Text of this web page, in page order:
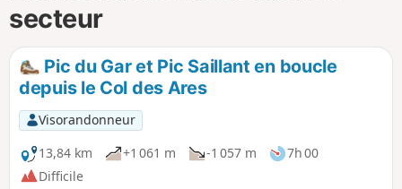
secteur
Pic du Gar et Pic Saillant en boucle
depuis le Col des Ares
Visorandonneur
13,84 km
+1 061 m -1 057 m
7h 00
Difficile